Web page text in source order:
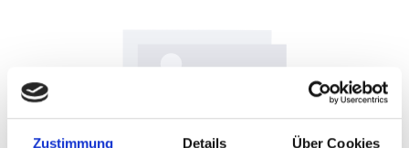
Zustimmung Details Über Cookies